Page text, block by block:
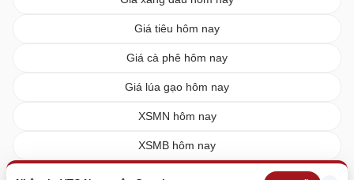
Giá tiêu hôm nay
Giá cà phê hôm nay
Giá lúa gạo hôm nay
XSMN hôm nay
XSMB hôm nay